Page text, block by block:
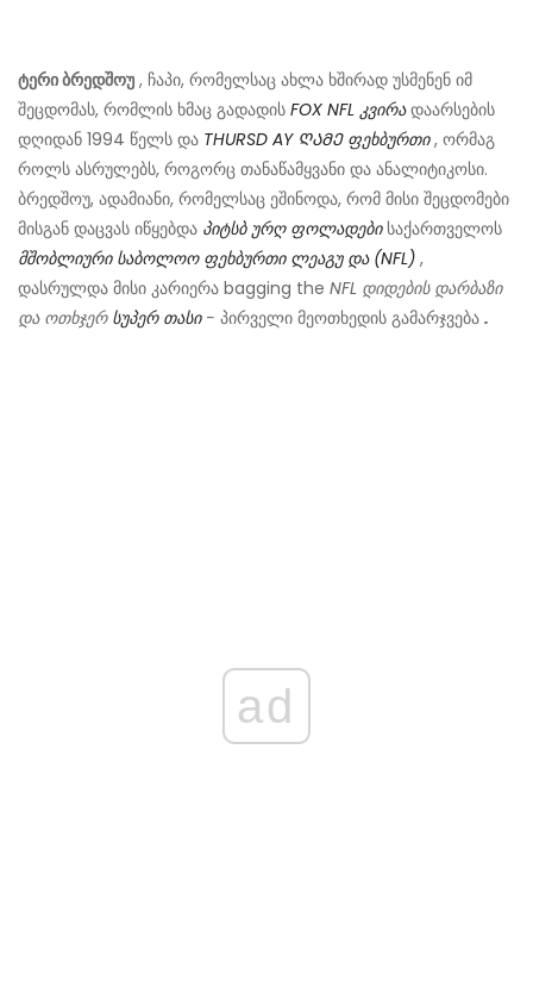
ტერი ბრედშოუ , ჩაპი, რომელსაც ახლა ხშირად უსმენენ იმ
შეცდომას, რომლის ხმაც გადადის FOX NFL კვირა დაარსების
დღიდან 1994 წელს და THURSD AY ᲦᲐᲛᲔ ფეხბურთი , ორმაგ
როლს ასრულებს, როგორც თანაწამყვანი და ანალიტიკოსი.
ბრედშოუ, ადამიანი, რომელსაც ეშინოდა, რომ მისი შეცდომები
მისგან დაცვას იწყებდა პიტსბ ურღ ფოლადები საქართველოს
მშობლიური საბოლოო ფეხბურთი ლეაგუ და (NFL) ,
დასრულდა მისი კარიერა bagging the NFL დიდების დარბაზი
და ოთხჯერ სუპერ თასი- პირველი მეოთხედის გამარჯვება .
ad